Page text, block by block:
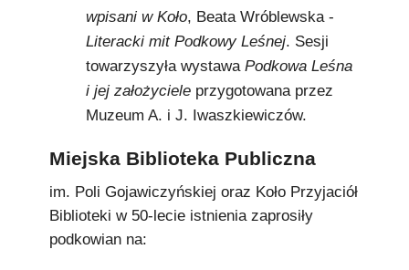
wpisani w Koło, Beata Wróblewska -
Literacki mit Podkowy Leśnej. Sesji
towarzyszyła wystawa Podkowa Leśna
i jej założyciele przygotowana przez
Muzeum A. i J. Iwaszkiewiczów.
Miejska Biblioteka Publiczna
im. Poli Gojawiczyńskiej oraz Koło Przyjaciół
Biblioteki w 50-lecie istnienia zaprosiły
podkowian na: